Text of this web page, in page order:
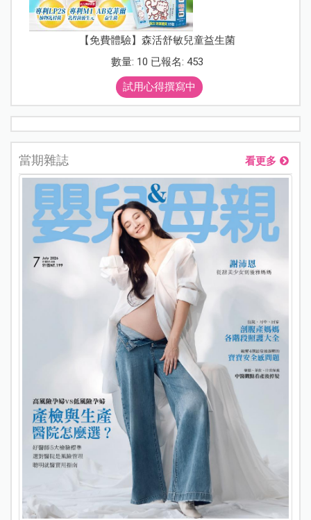
【免費體驗】森活舒敏兒童益生菌
數量: 10 已報名: 453
試用心得撰寫中
當期雜誌 看更多